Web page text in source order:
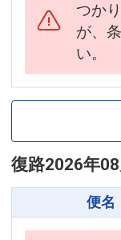
つか
が、
い。
復路2026年08
便名